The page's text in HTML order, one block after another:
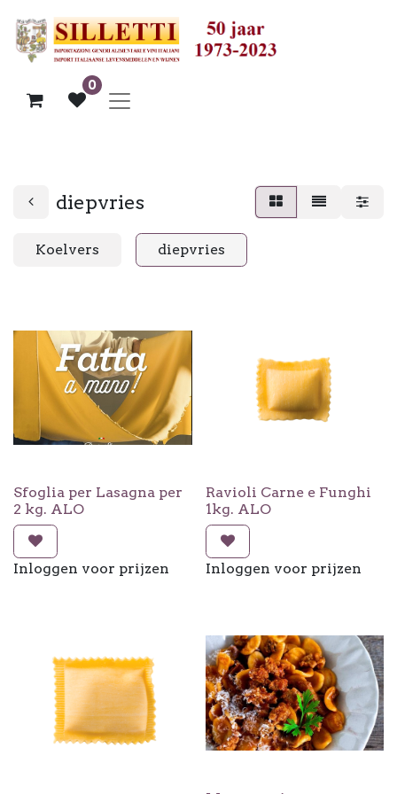
0
diepvries
Koelvers diepvries
Sfoglia per Lasagna per
2 kg. ALO
Inloggen voor prijzen
Ravioli Carne e Funghi
1kg. ALO
Inloggen voor prijzen